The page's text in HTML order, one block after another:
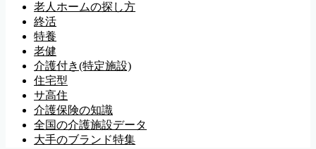
老人ホームの探し方
終活
特養
老健
介護付き(特定施設)
住宅型
サ高住
介護保険の知識
全国の介護施設データ
大手のブランド特集